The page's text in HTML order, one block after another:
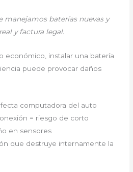
manejamos baterías nuevas y
y factura legal.
económico, instalar una batería
puede provocar daños
computadora del auto
= riesgo de corto
en sensores
que destruye internamente la